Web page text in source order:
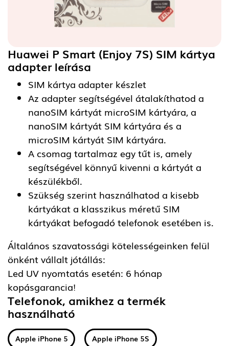
Huawei P Smart (Enjoy 7S) SIM kártya
adapterleírása
SIM kártya adapter készlet
Az adapter segítségével átalakíthatod a
nanoSIM kártyát microSIM kártyára, a
nanoSIM kártyát SIM kártyára és a
microSIM kártyát SIM kártyára.
A csomag tartalmaz egy tűt is, amely
segítségével könnyű kivenni a kártyát a
készülékből.
Szükség szerint használhatod a kisebb
kártyákat a klasszikus méretű SIM
kártyákat befogadó telefonok esetében is.
Általános szavatossági kötelességeinken felül
önként vállalt jótállás:
Led UV nyomtatás esetén: 6 hónap
kopásgarancia!
Telefonok, amikhez a termék
használható
Apple iPhone 5 Apple iPhone 5S